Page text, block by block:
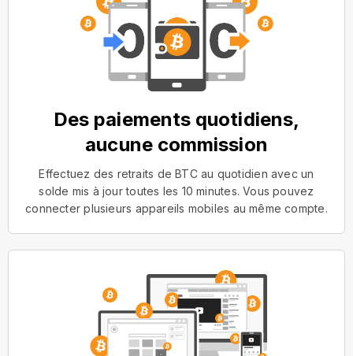
Des paiements quotidiens,
aucune commission
Effectuez des retraits de BTC au quotidien avec un
solde mis à jour toutes les 10 minutes. Vous pouvez
connecter plusieurs appareils mobiles au même compte.